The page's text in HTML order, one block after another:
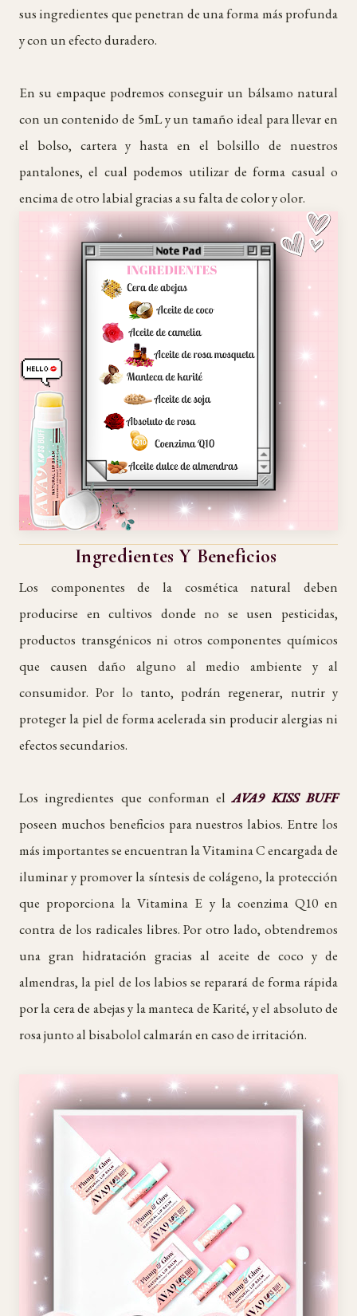
sus ingredientes que penetran de una forma más profunda
y con un efecto duradero.
En su empaque podremos conseguir un bálsamo natural
con un contenido de 5mL y un tamaño ideal para llevar en
el bolso, cartera y hasta en el bolsillo de nuestros
pantalones, el cual podemos utilizar de forma casual o
encima de otro labial gracias a su falta de color y olor.
Ingredientes Y Beneficios
Los componentes de la cosmética natural deben
producirse en cultivos donde no se usen pesticidas,
productos transgénicos ni otros componentes químicos
que causen daño alguno al medio ambiente y al
consumidor. Por lo tanto, podrán regenerar, nutrir y
proteger la piel de forma acelerada sin producir alergias ni
efectos secundarios.
Los ingredientes que conforman elAVA9 KISS BUFF
poseen muchos beneficios para nuestros labios. Entre los
más importantes se encuentran la Vitamina C encargada de
iluminar y promover la síntesis de colágeno, la protección
que proporciona la Vitamina E y la coenzima Q10 en
contra de los radicales libres. Por otro lado, obtendremos
una gran hidratación gracias al aceite de coco y de
almendras, la piel de los labios se reparará de forma rápida
por la cera de abejas y la manteca de Karité, y el absoluto de
rosa junto al bisabolol calmarán en caso de irritación.